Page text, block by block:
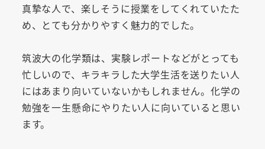
真摯な人で、楽しそうに授業をしてくれていたた
め、とても分かりやすく魅力的でした。
筑波大の化学類は、実験レポートなどがとっても
忙しいので、キラキラした大学生活を送りたい人
にはあまり向いていないかもしれません。化学の
勉強を一生懸命にやりたい人に向いていると思い
ます。